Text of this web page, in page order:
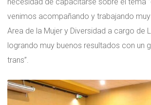
necesidad de capacitarse sobre el tema
venimos acompañando y trabajando
Area de la Mujer y Diversidad a cargo de
logrando muy buenos resultados con un
trans”.